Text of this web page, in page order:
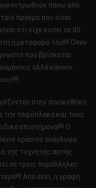
πάνω από
πράγμα που είναι
ότι είχε κοπεί σε 80
η μεταφορά του!!!! Όσον
πού βρίσκεται
αλλά κάνουν
στην πινακοθήκη
την ταφόπλακα και τους
επιστήμονα!!!! Ο
πράσινο ανάγλυφο
της τεχνητής αυτής
σε τρεις παράλληλες
Από εκεί, η γραφή